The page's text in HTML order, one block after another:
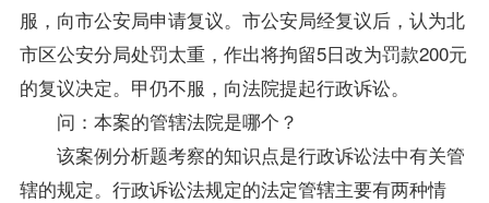
服，向市公安局申请复议。市公安局经复议后，认为北
市区公安分局处罚太重，作出将拘留5日改为罚款200元
的复议决定。甲仍不服，向法院提起行政诉讼。
问：本案的管辖法院是哪个？
该案例分析题考察的知识点是行政诉讼法中有关管
辖的规定。行政诉讼法规定的法定管辖主要有两种情